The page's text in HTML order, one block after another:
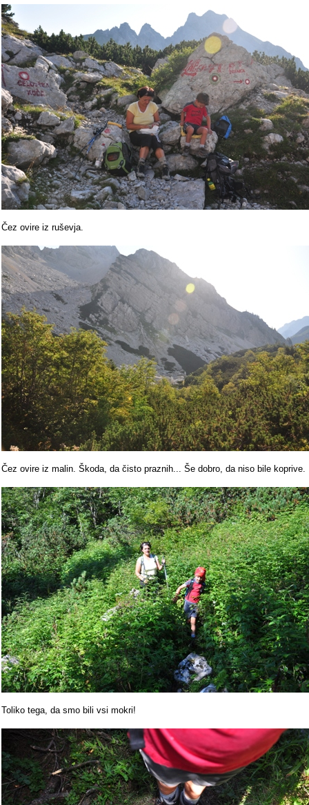
Čez ovire iz ruševja.
Čez ovire iz malin. Škoda, da čisto praznih... Še dobro, da niso bile koprive.
Toliko tega, da smo bili vsi mokri!